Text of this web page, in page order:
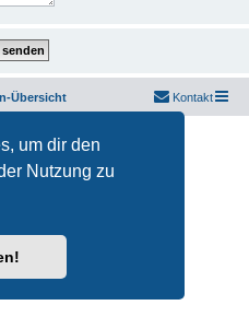
um dir den
Nutzung zu
Übersicht Kontakt
Software © phpBB Limited
durch